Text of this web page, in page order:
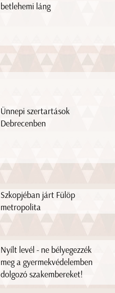
betlehemi láng
Ünnepi szertartások
Debrecenben
Szkopjéban járt Fülöp
metropolita
Nyílt levél - ne bélyegezzék
meg a gyermekvédelemben
dolgozó szakembereket!